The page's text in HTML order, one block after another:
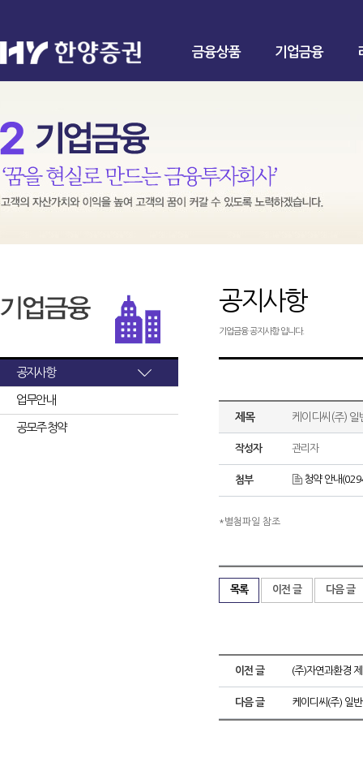
금융상품 기업금융
공지사항
업무안내
공모주 청약
공지사항
기업금융 공지사항 입니다.
제목 케이디씨(주) 일
작성자 관리자
첨부 청약 안내
*별첨파일 참조
목록 이전 글 다음 글
이전 글 (주)자연과환경
다음 글 케이디씨(주) 일